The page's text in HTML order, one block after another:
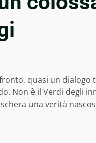
quasi un dialogo
Non è il Verdi degli
una verità